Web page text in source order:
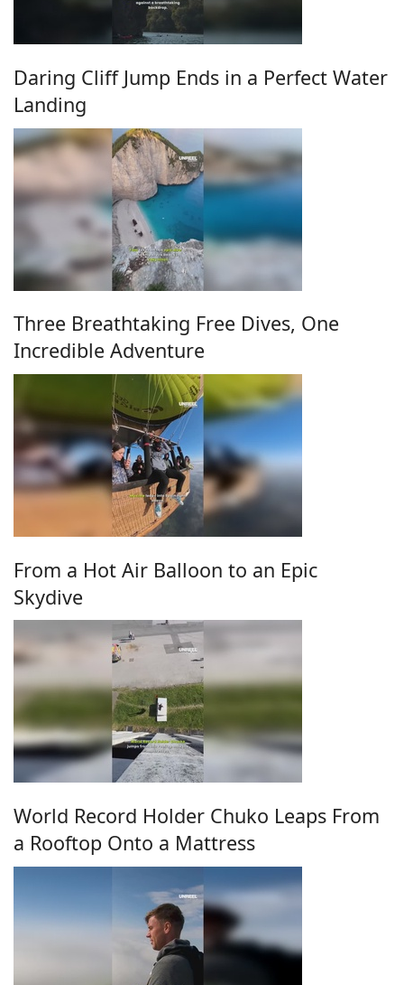
Daring Cliff Jump Ends in a Perfect Water
Landing
Three Breathtaking Free Dives, One
Incredible Adventure
From a Hot Air Balloon to an Epic
Skydive
World Record Holder Chuko Leaps From
a Rooftop Onto a Mattress